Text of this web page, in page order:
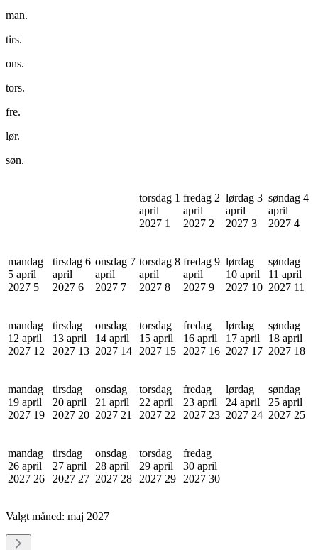
man.
tirs.
ons.
tors.
fre.
lør.
søn.
torsdag 1
april
2027 1
fredag 2
april
2027 2
lørdag 3
april
2027 3
søndag 4
april
2027 4
mandag
5 april
2027 5
tirsdag 6
april
2027 6
onsdag 7
april
2027 7
torsdag 8
april
2027 8
fredag 9
april
2027 9
lørdag
10 april
2027 10
søndag
11 april
2027 11
mandag
12 april
2027 12
tirsdag
13 april
2027 13
onsdag
14 april
2027 14
torsdag
15 april
2027 15
fredag
16 april
2027 16
lørdag
17 april
2027 17
søndag
18 april
2027 18
mandag
19 april
2027 19
tirsdag
20 april
2027 20
onsdag
21 april
2027 21
torsdag
22 april
2027 22
fredag
23 april
2027 23
lørdag
24 april
2027 24
søndag
25 april
2027 25
mandag
26 april
2027 26
tirsdag
27 april
2027 27
onsdag
28 april
2027 28
torsdag
29 april
2027 29
fredag
30 april
2027 30
Valgt måned: maj 2027